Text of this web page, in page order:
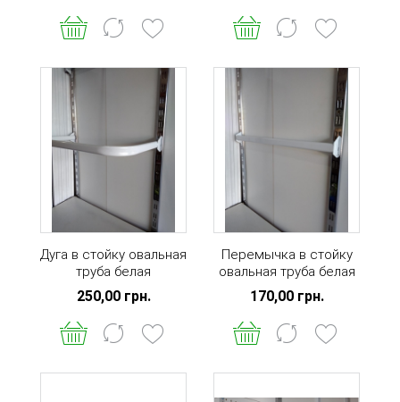
Дуга в стойку овальная
труба белая
250,00 грн.
Перемычка в стойку
овальная труба белая
170,00 грн.